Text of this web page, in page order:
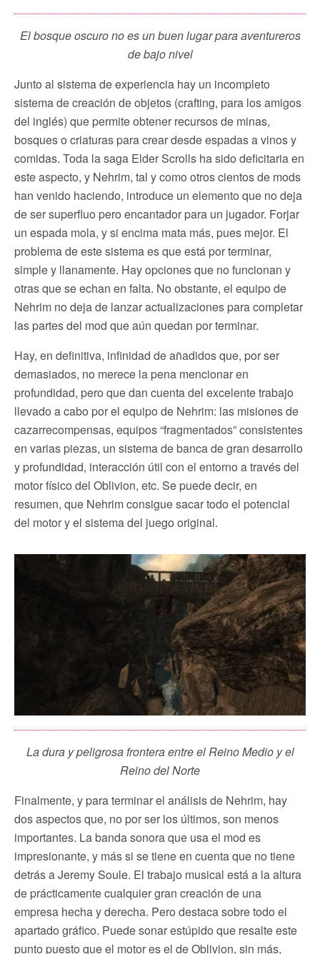
El bosque oscuro no es un buen lugar para aventureros
de bajo nivel
Junto al sistema de experiencia hay un incompleto
sistema de creación de objetos (crafting, para los amigos
del inglés) que permite obtener recursos de minas,
bosques o criaturas para crear desde espadas a vinos y
comidas. Toda la saga Elder Scrolls ha sido deficitaria en
este aspecto, y Nehrim, tal y como otros cientos de mods
han venido haciendo, introduce un elemento que no deja
de ser superfluo pero encantador para un jugador. Forjar
un espada mola, y si encima mata más, pues mejor. El
problema de este sistema es que está por terminar,
simple y llanamente. Hay opciones que no funcionan y
otras que se echan en falta. No obstante, el equipo de
Nehrim no deja de lanzar actualizaciones para completar
las partes del mod que aún quedan por terminar.
Hay, en definitiva, infinidad de añadidos que, por ser
demasiados, no merece la pena mencionar en
profundidad, pero que dan cuenta del excelente trabajo
llevado a cabo por el equipo de Nehrim: las misiones de
cazarrecompensas, equipos “fragmentados” consistentes
en varias piezas, un sistema de banca de gran desarrollo
y profundidad, interacción útil con el entorno a través del
motor físico del Oblivion, etc. Se puede decir, en
resumen, que Nehrim consigue sacar todo el potencial
del motor y el sistema del juego original.
La dura y peligrosa frontera entre el Reino Medio y el
Reino del Norte
Finalmente, y para terminar el análisis de Nehrim, hay
dos aspectos que, no por ser los últimos, son menos
importantes. La banda sonora que usa el mod es
impresionante, y más si se tiene en cuenta que no tiene
detrás a Jeremy Soule. El trabajo musical está a la altura
de prácticamente cualquier gran creación de una
empresa hecha y derecha. Pero destaca sobre todo el
apartado gráfico. Puede sonar estúpido que resalte este
punto puesto que el motor es el de Oblivion, sin más,